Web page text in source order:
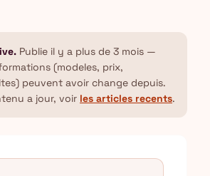
Publie il y a plus de 3 mois —
(modeles, prix,
peuvent avoir change depuis.
a jour, voir les articles recents.